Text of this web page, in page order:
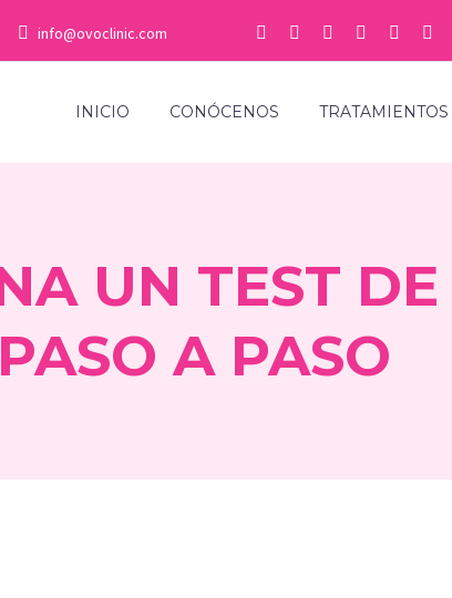
info@ovoclinic.com
INICIO CONÓCENOS TRATAMIENTOS
UN TEST
PASO A PASO